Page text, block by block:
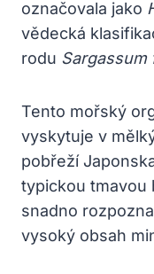
označovala jako
vědecká
rodu Sargassum
Tento mořský
vyskytuje v
pobřeží
typickou tmavou
snadno
vysoký obsah